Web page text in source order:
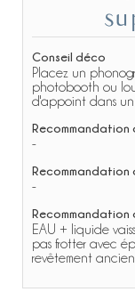
Conseil déco
Placez un
photobooth ou
d'appoint dans
Recommandation
-
Recommandation
-
EAU + liquide
pas frotter avec
revêtement ancien